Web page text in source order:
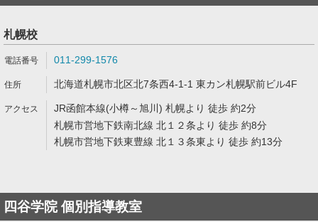
札幌校
011-299-1576
北海道札幌市北区北7条西4-1-1 東カン札幌駅前ビル4F
JR函館本線(小樽～旭川) 札幌より 徒歩 約2分
札幌市営地下鉄南北線 北１２条より 徒歩 約8分
札幌市営地下鉄東豊線 北１３条東より 徒歩 約13分
四谷学院 個別指導教室